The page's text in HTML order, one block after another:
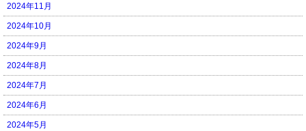
2024年11月
2024年10月
2024年9月
2024年8月
2024年7月
2024年6月
2024年5月